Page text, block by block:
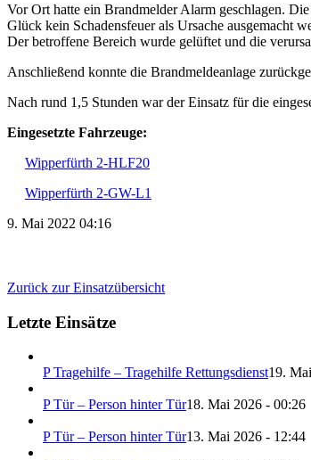
Vor Ort hatte ein Brandmelder Alarm geschlagen.
Glück kein Schadensfeuer als Ursache ausgemacht
Der betroffene Bereich wurde gelüftet und die
Anschließend konnte die Brandmeldeanlage
Nach rund 1,5 Stunden war der Einsatz für die
Eingesetzte Fahrzeuge:
Wipperfürth 2-HLF20
Wipperfürth 2-GW-L1
9. Mai 2022 04:16
Zurück zur Einsatzübersicht
Letzte Einsätze
P Tragehilfe – Tragehilfe Rettungsdienst19.
P Tür – Person hinter Tür18. Mai 2026 - 00:26
P Tür – Person hinter Tür13. Mai 2026 - 12:44